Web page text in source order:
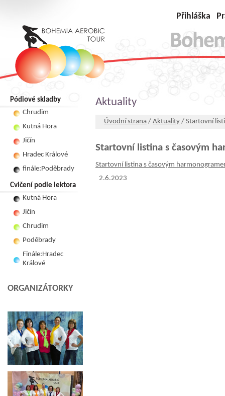
Přihláška
Pódiové skladby
Chrudim
Kutná Hora
Jičín
Hradec Králové
finále:Poděbrady
Cvičení podle lektora
Kutná Hora
Jičín
Chrudim
Poděbrady
Finále:Hradec
Králové
ORGANIZÁTORKY
Aktuality
Úvodní strana / Aktuality / Startovní
Startovní listina s časovým
Startovní listina s časovým
2.6.2023